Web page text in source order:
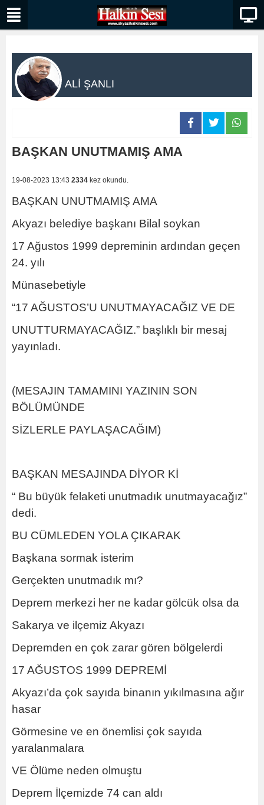
ALİ ŞANLI
BAŞKAN UNUTMAMIŞ AMA
19-08-2023 13:43 2334 kez okundu.
BAŞKAN UNUTMAMIŞ AMA
Akyazı belediye başkanı Bilal soykan
17 Ağustos 1999 depreminin ardından geçen
24. yılı
Münasebetiyle
“17 AĞUSTOS’U UNUTMAYACAĞIZ VE DE
UNUTTURMAYACAĞIZ.” başlıklı bir mesaj
yayınladı.
(MESAJIN TAMAMINI YAZININ SON
BÖLÜMÜNDE
SİZLERLE PAYLAŞACAĞIM)
BAŞKAN MESAJINDA DİYOR Kİ
“ Bu büyük felaketi unutmadık unutmayacağız”
dedi.
BU CÜMLEDEN YOLA ÇIKARAK
Başkana sormak isterim
Gerçekten unutmadık mı?
Deprem merkezi her ne kadar gölcük olsa da
Sakarya ve ilçemiz Akyazı
Depremden en çok zarar gören bölgelerdi
17 AĞUSTOS 1999 DEPREMİ
Akyazı’da çok sayıda binanın yıkılmasına ağır
hasar
Görmesine ve en önemlisi çok sayıda
yaralanmalara
VE Ölüme neden olmuştu
Deprem İlçemizde 74 can aldı